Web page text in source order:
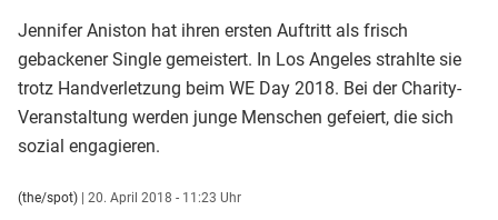
Jennifer Aniston hat ihren ersten Auftritt als frisch
gebackener Single gemeistert. In Los Angeles strahlte sie
trotz Handverletzung beim WE Day 2018. Bei der Charity-
Veranstaltung werden junge Menschen gefeiert, die sich
sozial engagieren.
(the/spot) | 20. April 2018 - 11:23 Uhr